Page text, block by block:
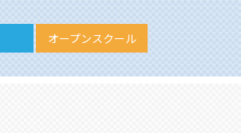
オープンスクール